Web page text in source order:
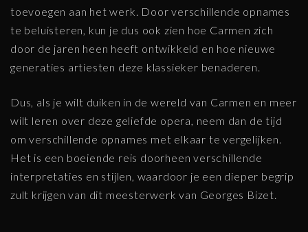
toevoegen aan het werk. Door verschillende opnames
te beluisteren, kun je dus ook zien hoe Carmen zich
door de jaren heen heeft ontwikkeld en hoe nieuwe
generaties artiesten deze klassieker benaderen.
Dus, als je wilt duiken in de wereld van Carmen en meer
wilt leren over deze geliefde opera, neem dan de tijd
om verschillende opnames met elkaar te vergelijken.
Het is een boeiende reis doorheen verschillende
interpretaties en stijlen, waardoor je een dieper begrip
zult krijgen van dit meesterwerk van Georges Bizet.